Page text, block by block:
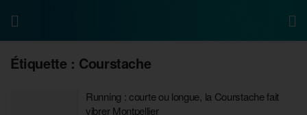
Étiquette : Courstache
Running : courte ou longue, la Courstache fait
vibrer Montpellier